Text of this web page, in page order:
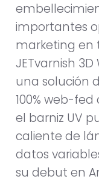
importantes
marketing en
JETvarnish
una solución
100% web-
el barniz UV
caliente de
datos
su debut en